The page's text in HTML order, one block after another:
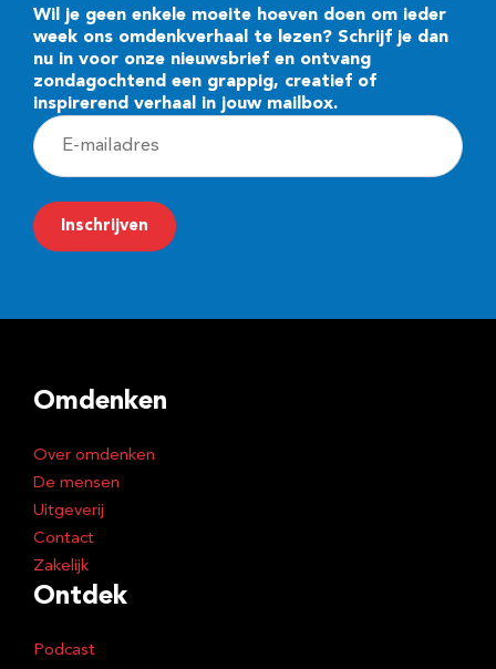
Wil je geen enkele moeite hoeven doen om ieder
week ons omdenkverhaal te lezen? Schrijf je dan
nu in voor onze nieuwsbrief en ontvang
zondagochtend een grappig, creatief of
inspirerend verhaal in jouw mailbox.
E
-
m
a
r
s
Inschrijven
Omdenken
Over omdenken
De mensen
Uitgeverij
Contact
Zakelijk
Ontdek
Podcast